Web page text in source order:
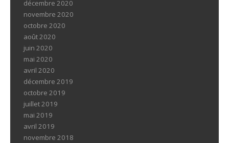
décembre 2020
novembre 2020
octobre 2020
août 2020
juin 2020
mai 2020
avril 2020
décembre 2019
octobre 2019
juillet 2019
mai 2019
avril 2019
novembre 2018